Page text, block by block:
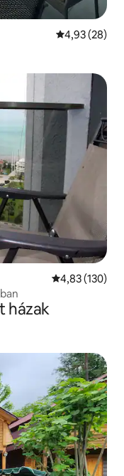
Átlagos
4,93 (28)
Átlagos
4,83 (130)
házak